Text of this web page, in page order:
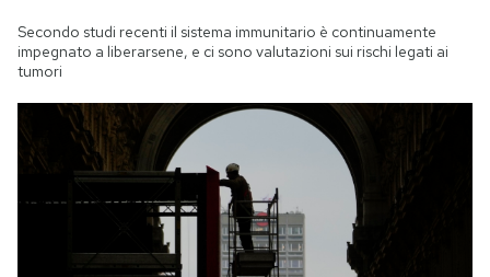
Secondo studi recenti il sistema immunitario è continuamente
impegnato a liberarsene, e ci sono valutazioni sui rischi legati ai
tumori